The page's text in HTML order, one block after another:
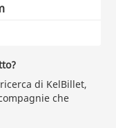
di KelBillet,
che